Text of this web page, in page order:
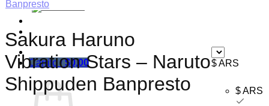
Mayorista
$ ARS
$ ARS
Carrito /$0,00
Sakura Haruno
Vibration Stars – Naruto
Shippuden Banpresto